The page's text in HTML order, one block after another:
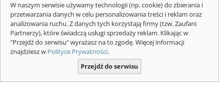
Mapa z płatnymi odcinkami dróg
ekspresowych i autostrad dla pojazdów
powyżej 3,5 t. Mapa: GDDKIA
W naszym serwisie używamy technologii (np. cookie) do zbierania i
przetwarzania danych w celu personalizowania treści i reklam oraz
analizowania ruchu. Z danych tych korzystają firmy (tzw. Zaufani
Partnerzy), które świadczą usługi sprzedaży reklam. Klikając w
"Przejdź do serwisu" wyrażasz na to zgodę. Więcej informacji
znajdziesz w Polityce Prywatności.
Przejdź do serwisu